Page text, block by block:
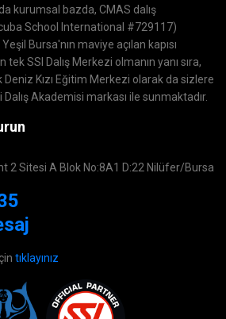
kurumsal bazda, CMAS dalış
School International #729117)
Bursa'nın maviye açılan kapısı
tek SSI Dalış Merkezi olmanın yanı sıra,
Kızı Eğitim Merkezi olarak da sizlere
Akademisi markası ile sunmaktadır.
2 Sitesi A Blok No:8A1 D:22 Nilüfer/Bursa
tıklayınız